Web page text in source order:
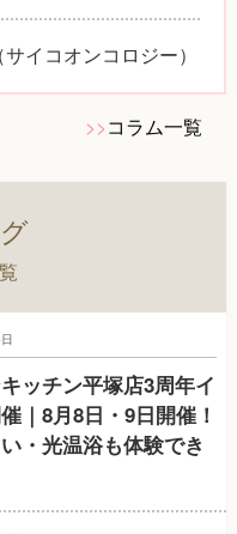
イコオンコロジー）
>>コラム一覧
ッチン平塚店3周年イ
｜8月8日・9日開催！
・光温浴も体験でき